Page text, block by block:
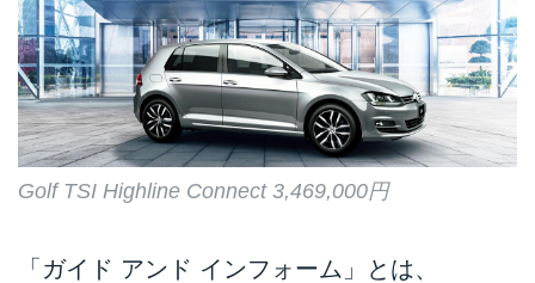
Golf TSI Highline Connect 3,469,000円
「ガイド アンド インフォーム」とは、